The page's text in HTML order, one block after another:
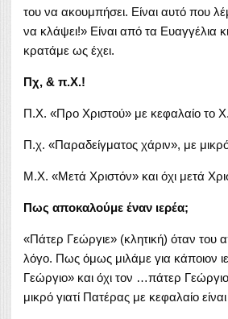
του να ακουμπήσει. Είναι αυτό που
να κλάψει!» Είναι από τα Ευαγγέλια
κρατάμε ως έχει.
Πχ, & π.Χ.!
Π.Χ. «Προ Χριστού» με κεφαλαίο το Χ.
Π.χ. «Παραδείγματος χάριν», με
Μ.Χ. «Μετά Χριστόν» και όχι μετά
Πως αποκαλούμε έναν ιερέα;
«Πάτερ Γεώργιε» (κλητική) όταν του
λόγο. Πως όμως μιλάμε για κάποιον
Γεώργιο» και όχι τον …πάτερ
μικρό γιατί Πατέρας με κεφαλαίο